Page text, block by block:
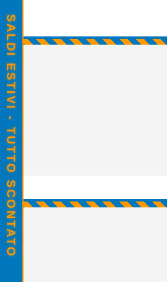
SALDI ESTIVI - TUTTO SCONTATO